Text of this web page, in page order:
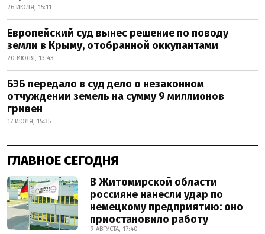
26 ИЮЛЯ, 15:11
Европейский суд вынес решение по поводу
земли в Крыму, отобранной оккупантами
20 ИЮЛЯ, 13:43
БЭБ передало в суд дело о незаконном
отчуждении земель на сумму 9 миллионов
гривен
17 ИЮЛЯ, 15:35
ГЛАВНОЕ СЕГОДНЯ
В Житомирской области
россияне нанесли удар по
немецкому предприятию: оно
приостановило работу
9 АВГУСТА, 17:40